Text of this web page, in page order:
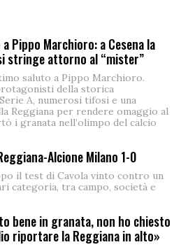
Pippo Marchioro: a Cesena la
stringe attorno al “mister”
saluto a Pippo Marchioro.
della storica
A, numerosi tifosi e una
Reggiana per rendere omaggio al
i granata nell’olimpo del calcio
Alcione Milano 1-0
il test di Cavola vinto contro un
categoria, tra campo, società e
bene in granata, non ho chiesto
riportare la Reggiana in alto»